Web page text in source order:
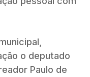
o deputado
Paulo de